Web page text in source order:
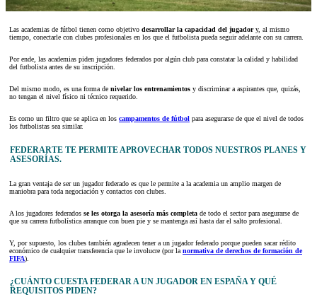
Las academias de fútbol tienen como objetivo desarrollar la capacidad del jugadory, al mismo
tiempo, conectarle con clubes profesionales en los que el futbolista pueda seguir adelante con su carrera.
Por ende, las academias piden jugadores federados por algún club para constatar la calidad y habilidad
del futbolista antes de su inscripción.
Del mismo modo, es una forma de nivelar los entrenamientos y discriminar a aspirantes que, quizás,
no tengan el nivel físico ni técnico requerido.
Es como un filtro que se aplica en los campamentos de fútbol para asegurarse de que el nivel de todos
los futbolistas sea similar.
FEDERARTE TE PERMITE APROVECHAR TODOS NUESTROS PLANES Y
ASESORÍAS.
La gran ventaja de ser un jugador federado es que le permite a la academia un amplio margen de
maniobra para toda negociación y contactos con clubes.
A los jugadores federados se les otorga la asesoría más completa de todo el sector para asegurarse de
que su carrera futbolística arranque con buen pie y se mantenga así hasta dar el salto profesional.
Y, por supuesto, los clubes también agradecen tener a un jugador federado porque pueden sacar rédito
económico de cualquier transferencia que le involucre (por la normativa de derechos de formación de
FIFA).
¿CUÁNTO CUESTA FEDERAR A UN JUGADOR EN ESPAÑA Y QUÉ
REQUISITOS PIDEN?